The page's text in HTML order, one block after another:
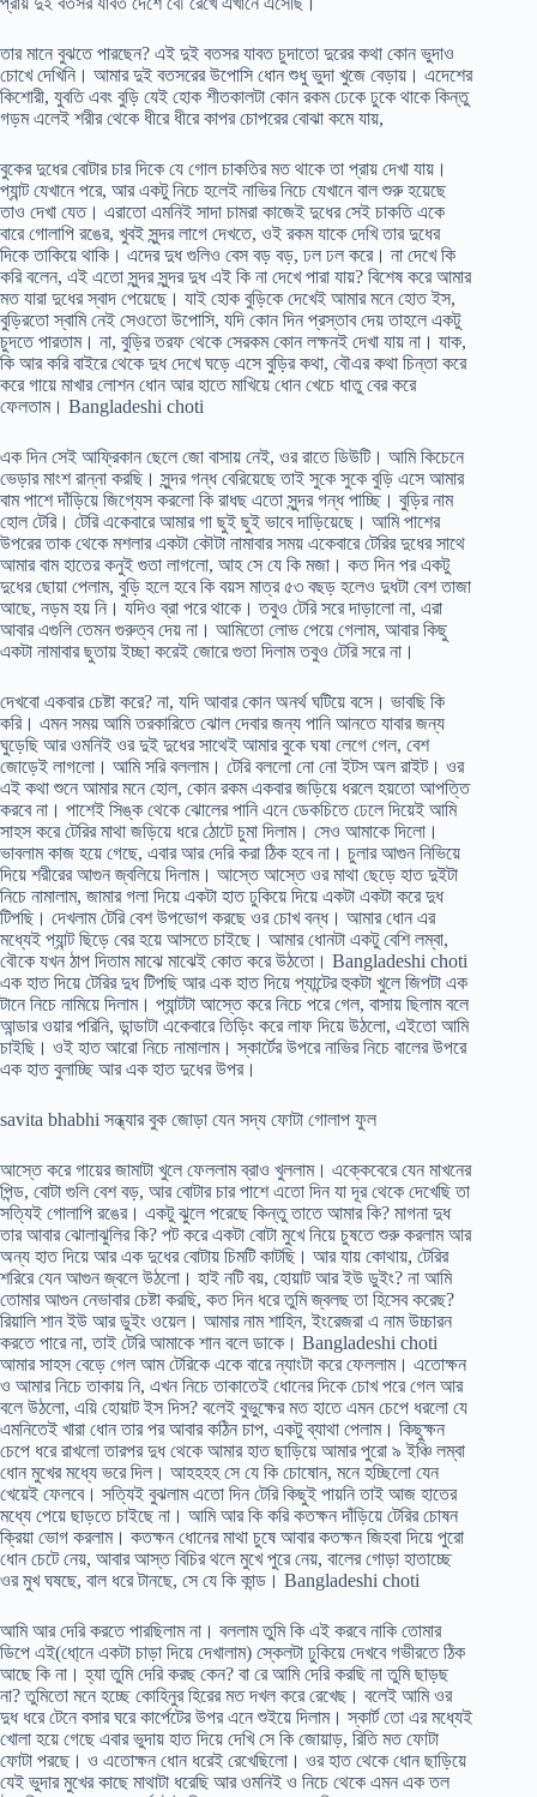
তার মানে বুঝতে পারছেন? এই দুই বতসর যাবত চুদাতো দুরের কথা কোন ভুদাও
চোখে দেখিনি। আমার দুই বতসরের উপোসি ধোন শুধু ভুদা খুজে বেড়ায়। এদেশের
কিশোরী, যুবতি এবং বুড়ি যেই হোক শীতকালটা কোন রকম ঢেকে ঢুকে থাকে কিন্তু
গড়ম এলেই শরীর থেকে ধীরে ধীরে কাপর চোপরের বোঝা কমে যায়,
বুকের দুধের বোটার চার দিকে যে গোল চাকতির মত থাকে তা প্রায় দেখা যায়।
প্যান্ট যেখানে পরে, আর একটু নিচে হলেই নাভির নিচে যেখানে বাল শুরু হয়েছে
তাও দেখা যেত। এরাতো এমনিই সাদা চামরা কাজেই দুধের সেই চাকতি একে
বারে গোলাপি রঙের, খুবই সুন্দর লাগে দেখতে, ওই রকম যাকে দেখি তার দুধের
দিকে তাকিয়ে থাকি। এদের দুধ গুলিও বেস বড় বড়, ঢল ঢল করে। না দেখে কি
করি বলেন, এই এতো সুন্দর সুন্দর দুধ এই কি না দেখে পারা যায়? বিশেষ করে আমার
মত যারা দুধের স্বাদ পেয়েছে। যাই হোক বুড়িকে দেখেই আমার মনে হোত ইস,
বুড়িরতো স্বামি নেই সেওতো উপোসি, যদি কোন দিন প্রস্তাব দেয় তাহলে একটু
চুদতে পারতাম। না, বুড়ির তরফ থেকে সেরকম কোন লক্ষনই দেখা যায় না। যাক,
কি আর করি বাইরে থেকে দুধ দেখে ঘড়ে এসে বুড়ির কথা, বৌএর কথা চিন্তা করে
করে গায়ে মাখার লোশন ধোন আর হাতে মাখিয়ে ধোন খেচে ধাতু বের করে
ফেলতাম। Bangladeshi choti
এক দিন সেই আফ্রিকান ছেলে জো বাসায় নেই, ওর রাতে ডিউটি। আমি কিচেনে
ভেড়ার মাংশ রান্না করছি। সুন্দর গন্ধ বেরিয়েছে তাই সুকে সুকে বুড়ি এসে আমার
বাম পাশে দাঁড়িয়ে জিগ্যেস করলো কি রাধছ এতো সুন্দর গন্ধ পাচ্ছি। বুড়ির নাম
হোল টেরি। টেরি একেবারে আমার গা ছুই ছুই ভাবে দাড়িয়েছে। আমি পাশের
উপরের তাক থেকে মশলার একটা কৌটা নামাবার সময় একেবারে টেরির দুধের সাথে
আমার বাম হাতের কনুই গুতা লাগলো, আহ সে যে কি মজা। কত দিন পর একটু
দুধের ছোয়া পেলাম, বুড়ি হলে হবে কি বয়স মাত্র ৫৩ বছড় হলেও দুধটা বেশ তাজা
আছে, নড়ম হয় নি। যদিও ব্রা পরে থাকে। তবুও টেরি সরে দাড়ালো না, এরা
আবার এগুলি তেমন গুরুত্ব দেয় না। আমিতো লোভ পেয়ে গেলাম, আবার কিছু
একটা নামাবার ছুতায় ইচ্ছা করেই জোরে গুতা দিলাম তবুও টেরি সরে না।
দেখবো একবার চেষ্টা করে? না, যদি আবার কোন অনর্থ ঘটিয়ে বসে। ভাবছি কি
করি। এমন সময় আমি তরকারিতে ঝোল দেবার জন্য পানি আনতে যাবার জন্য
ঘুড়েছি আর ওমনিই ওর দুই দুধের সাথেই আমার বুকে ঘষা লেগে গেল, বেশ
জোড়েই লাগলো। আমি সরি বললাম। টেরি বললো নো নো ইটস অল রাইট। ওর
এই কথা শুনে আমার মনে হোল, কোন রকম একবার জড়িয়ে ধরলে হয়তো আপত্তি
করবে না। পাশেই সিঙ্ক থেকে ঝোলের পানি এনে ডেকচিতে ঢেলে দিয়েই আমি
সাহস করে টেরির মাথা জড়িয়ে ধরে ঠোটে চুমা দিলাম। সেও আমাকে দিলো।
ভাবলাম কাজ হয়ে গেছে, এবার আর দেরি করা ঠিক হবে না। চুলার আগুন নিভিয়ে
দিয়ে শরীরের আগুন জ্বলিয়ে দিলাম। আস্তে আস্তে ওর মাথা ছেড়ে হাত দুইটা
নিচে নামালাম, জামার গলা দিয়ে একটা হাত ঢুকিয়ে দিয়ে একটা একটা করে দুধ
টিপছি। দেখলাম টেরি বেশ উপভোগ করছে ওর চোখ বন্ধ। আমার ধোন এর
মধ্যেই প্যান্ট ছিড়ে বের হয়ে আসতে চাইছে। আমার ধোনটা একটু বেশি লম্বা,
বৌকে যখন ঠাপ দিতাম মাঝে মাঝেই কোত করে উঠতো। Bangladeshi choti
এক হাত দিয়ে টেরির দুধ টিপছি আর এক হাত দিয়ে প্যান্টের হুকটা খুলে জিপটা এক
টানে নিচে নামিয়ে দিলাম। প্যান্টটা আস্তে করে নিচে পরে গেল, বাসায় ছিলাম বলে
আন্ডার ওয়ার পরিনি, ডান্ডাটা একেবারে তিড়িং করে লাফ দিয়ে উঠলো, এইতো আমি
চাইছি। ওই হাত আরো নিচে নামালাম। স্কার্টের উপরে নাভির নিচে বালের উপরে
এক হাত বুলাচ্ছি আর এক হাত দুধের উপর।
savita bhabhi সন্ধ্যার বুক জোড়া যেন সদ্য ফোটা গোলাপ ফুল
আস্তে করে গায়ের জামাটা খুলে ফেললাম ব্রাও খুললাম। এক্কেবেরে যেন মাখনের
পিন্ড, বোটা গুলি বেশ বড়, আর বোটার চার পাশে এতো দিন যা দূর থেকে দেখেছি তা
সত্যিই গোলাপি রঙের। একটু ঝুলে পরেছে কিন্তু তাতে আমার কি? মাগনা দুধ
তার আবার ঝোলাঝুলির কি? পট করে একটা বোটা মুখে নিয়ে চুষতে শুরু করলাম আর
অন্য হাত দিয়ে আর এক দুধের বোটায় চিমটি কাটছি। আর যায় কোথায়, টেরির
শরিরে যেন আগুন জ্বলে উঠলো। হাই নটি বয়, হোয়াট আর ইউ ডুইং? না আমি
তোমার আগুন নেভাবার চেষ্টা করছি, কত দিন ধরে তুমি জ্বলছ তা হিসেব করেছ?
রিয়ালি শান ইউ আর ডুইং ওয়েল। আমার নাম শাহিন, ইংরেজরা এ নাম উচ্চারন
করতে পারে না, তাই টেরি আমাকে শান বলে ডাকে। Bangladeshi choti
আমার সাহস বেড়ে গেল আম টেরিকে একে বারে ন্যাংটা করে ফেললাম। এতোক্ষন
ও আমার নিচে তাকায় নি, এখন নিচে তাকাতেই ধোনের দিকে চোখ পরে গেল আর
বলে উঠলো, এয়ি হোয়াট ইস দিস? বলেই বুভুক্ষের মত হাতে এমন চেপে ধরলো যে
এমনিতেই খারা ধোন তার পর আবার কঠিন চাপ, একটু ব্যাথা পেলাম। কিছুক্ষন
চেপে ধরে রাখলো তারপর দুধ থেকে আমার হাত ছাড়িয়ে আমার পুরো ৯ ইঞ্চি লম্বা
ধোন মুখের মধ্যে ভরে দিল। আহহহহ সে যে কি চোষোন, মনে হচ্ছিলো যেন
খেয়েই ফেলবে। সত্যিই বুঝলাম এতো দিন টেরি কিছুই পায়নি তাই আজ হাতের
মধ্যে পেয়ে ছাড়তে চাইছে না। আমি আর কি করি কতক্ষন দাঁড়িয়ে টেরির চোষন
ক্রিয়া ভোগ করলাম। কতক্ষন ধোনের মাথা চুষে আবার কতক্ষন জিহবা দিয়ে পুরো
ধোন চেটে নেয়, আবার আস্ত বিচির থলে মুখে পুরে নেয়, বালের গোড়া হাতাচ্ছে
ওর মুখ ঘষছে, বাল ধরে টানছে, সে যে কি কান্ড। Bangladeshi choti
আমি আর দেরি করতে পারছিলাম না। বললাম তুমি কি এই করবে নাকি তোমার
ডিপে এই(ধো্নে একটা চাড়া দিয়ে দেখালাম) স্কেলটা ঢুকিয়ে দেখবে গভীরতে ঠিক
আছে কি না। হ্যা তুমি দেরি করছ কেন? বা রে আমি দেরি করছি না তুমি ছাড়ছ
না? তুমিতো মনে হচ্ছে কোহিনুর হিরের মত দখল করে রেখেছ। বলেই আমি ওর
দুধ ধরে টেনে বসার ঘরে কার্পেটের উপর এনে শুইয়ে দিলাম। স্কার্ট তো এর মধ্যেই
খোলা হয়ে গেছে এবার ভুদায় হাত দিয়ে দেখি সে কি জোয়াড়, রিতি মত ফোটা
ফোটা পরছে। ও এতোক্ষন ধোন ধরেই রেখেছিলো। ওর হাত থেকে ধোন ছাড়িয়ে
যেই ভুদার মুখের কাছে মাথাটা ধরেছি আর ওমনিই ও নিচে থেকে এমন এক তল